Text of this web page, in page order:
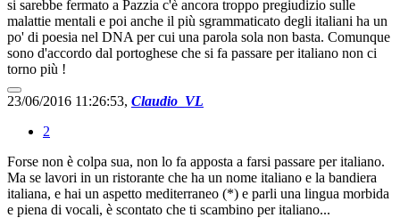
si sarebbe fermato a Pazzia c'è ancora troppo pregiudizio sulle
malattie mentali e poi anche il più sgrammaticato degli italiani ha un
po' di poesia nel DNA per cui una parola sola non basta. Comunque
sono d'accordo dal portoghese che si fa passare per italiano non ci
torno più !
23/06/2016 11:26:53, Claudio_VL
2
Forse non è colpa sua, non lo fa apposta a farsi passare per italiano.
Ma se lavori in un ristorante che ha un nome italiano e la bandiera
italiana, e hai un aspetto mediterraneo (*) e parli una lingua morbida
e piena di vocali, è scontato che ti scambino per italiano...